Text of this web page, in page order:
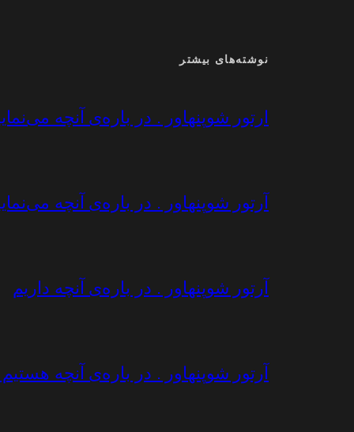
نوشته‌های بیشتر
ارتور شوپنهاور . در باره‌ی آنچه
آرتور شوپنهاور . در باره‌ی آنچه
آرتور شوپنهاور . در باره‌ی آنچه داریم
آرتور شوپنهاور . در باره‌ی آنچه هستیم